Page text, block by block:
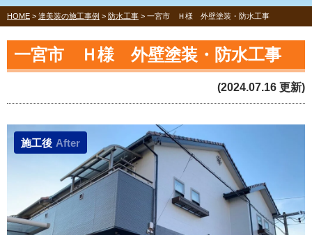
HOME > 達美装の施工事例 > 防水工事 > 一宮市 Ｈ様 外壁塗装・防水工事
一宮市 Ｈ様 外壁塗装・防水工事
(2024.07.16 更新)
施工後 After